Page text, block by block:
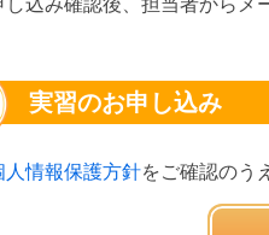
実習のお申し込み
人情報保護方針をご確認のう